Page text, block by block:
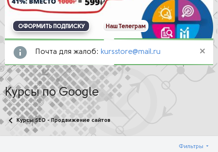
ОФОРМИТЬ ПОДПИСКУ Наш Телеграм
Почта для жалоб: kursstore@mail.ru
Курсы по Google
Курсы SEO - Продвижение сайтов
Фильтры